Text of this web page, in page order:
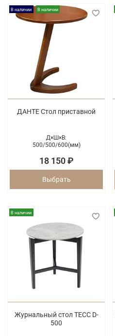
В наличии В наличии
ДАНТЕ Стол приставной
Д×Ш×В:
500/500/600(мм)
18 150 ₽
Выбрать
В наличии
Журнальный стол ТЕСС D-
500